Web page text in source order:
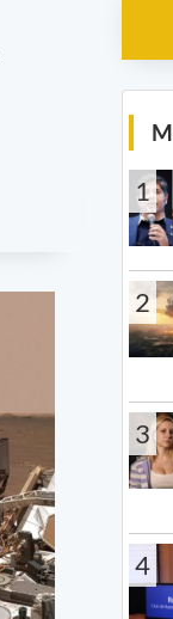
1
2
3
4